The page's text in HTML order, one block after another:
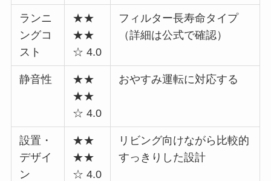
ランニ
ングコ
スト
★★
★★
☆ 4.0
フィルター長寿命タイプ
（詳細は公式で確認）
静音性
★★
★★
☆ 4.0
おやすみ運転に対応する
設置・
デザイ
ン
★★
★★
☆ 4.0
リビング向けながら比較的
すっきりした設計